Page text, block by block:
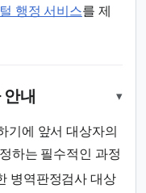
행정 서비스를 제
내 ▾
기에 앞서 대상자의
하는 필수적인 과정
병역판정검사 대상